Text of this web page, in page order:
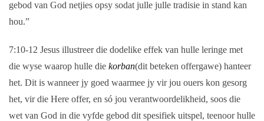
gebod van God netjies opsy sodat julle julle tradisie in stand kan
hou.”
7:10-12 Jesus illustreer die dodelike effek van hulle leringe met
die wyse waarop hulle die korban(dit beteken offergawe) hanteer
het. Dit is wanneer jy goed waarmee jy vir jou ouers kon gesorg
het, vir die Here offer, en só jou verantwoordelikheid, soos die
wet van God in die vyfde gebod dit spesifiek uitspel, teenoor hulle